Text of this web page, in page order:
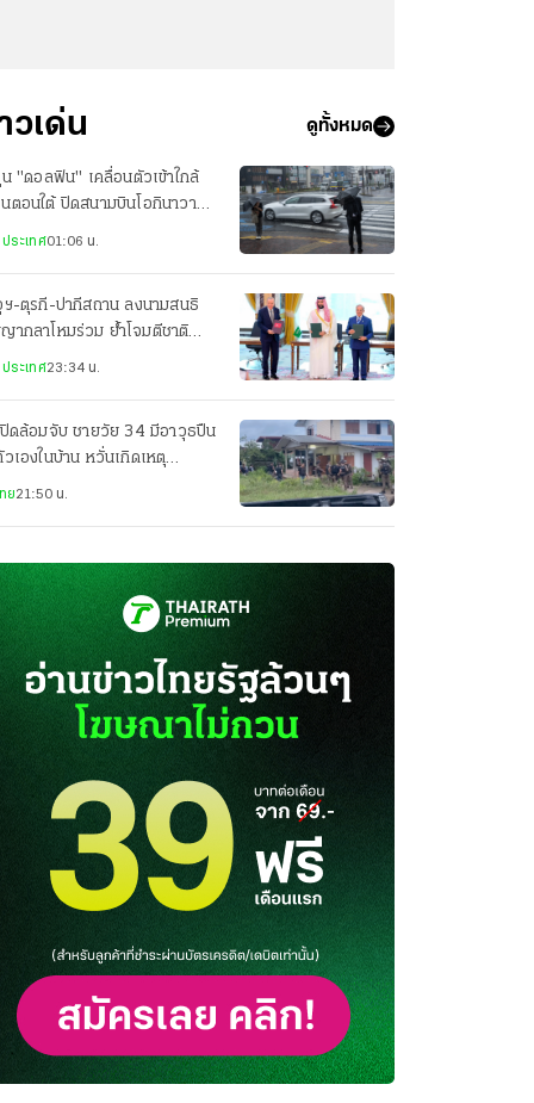
วเด่น ดูทั้งหมด
น "ดอลฟิน" เคลื่อนตัวเข้าใกล้
ตอนใต้ ปิดสนามบินโอกินาวา
พประชาชน-เจ็บ 3 ราย
ระเทศ01:06 น.
ฯ-ตุรกี-ปากีสถาน ลงนามสนธิ
ากลาโหมร่วม ย้ำโจมตีชาติ
เท่ากับโจมตีทั้ง 3 ประเทศ
ระเทศ23:34 น.
ดล้อมจับ ชายวัย 34 มีอาวุธปืน
วเองในบ้าน หวั่นเกิดเหตุ
ย21:50 น.